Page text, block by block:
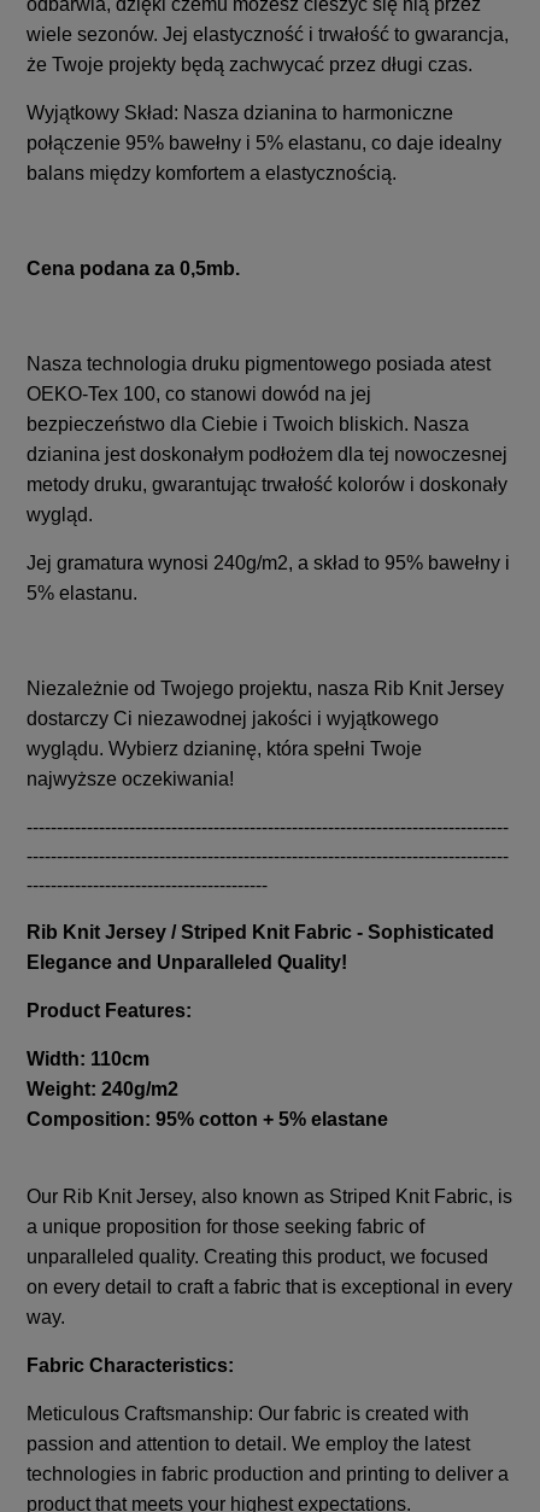
wiele sezonów. Jej elastyczność i trwałość to gwarancja,
że Twoje projekty będą zachwycać przez długi czas.
Wyjątkowy Skład: Nasza dzianina to harmoniczne
połączenie 95% bawełny i 5% elastanu, co daje idealny
balans między komfortem a elastycznością.
Cena podana za 0,5mb.
Nasza technologia druku pigmentowego posiada atest
OEKO-Tex 100, co stanowi dowód na jej
bezpieczeństwo dla Ciebie i Twoich bliskich. Nasza
dzianina jest doskonałym podłożem dla tej nowoczesnej
metody druku, gwarantując trwałość kolorów i doskonały
wygląd.
Jej gramatura wynosi 240g/m2, a skład to 95% bawełny i
5% elastanu.
Niezależnie od Twojego projektu, nasza Rib Knit Jersey
dostarczy Ci niezawodnej jakości i wyjątkowego
wyglądu. Wybierz dzianinę, która spełni Twoje
najwyższe oczekiwania!
--------------------------------------------------------------------------------
--------------------------------------------------------------------------------
----------------------------------------
Rib Knit Jersey / Striped Knit Fabric - Sophisticated
Elegance and Unparalleled Quality!
Product Features:
Width: 110cm
Weight: 240g/m2
Composition: 95% cotton + 5% elastane
Our Rib Knit Jersey, also known as Striped Knit Fabric, is
a unique proposition for those seeking fabric of
unparalleled quality. Creating this product, we focused
on every detail to craft a fabric that is exceptional in every
way.
Fabric Characteristics:
Meticulous Craftsmanship: Our fabric is created with
passion and attention to detail. We employ the latest
technologies in fabric production and printing to deliver a
product that meets your highest expectations.